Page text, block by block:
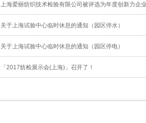
上海爱丽纺织技术检验有限公司被评选为年度创新力企业
关于上海试验中心临时休息的通知（园区停水）
关于上海试验中心临时休息的通知（园区停电）
「2017纺检展示会(上海)」召开了！